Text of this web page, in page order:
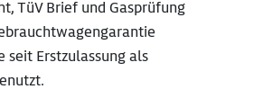
TüV Brief und Gasprüfung
seit Erstzulassung als